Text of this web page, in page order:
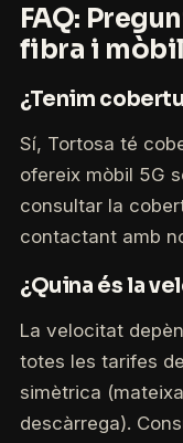
FAQ:
fibra i
¿Tenim
Sí, Tortosa té
ofereix mòbil 5G
consultar la
contactant amb
¿Quina és la
La velocitat
totes les tarifes
simètrica
descàrrega).